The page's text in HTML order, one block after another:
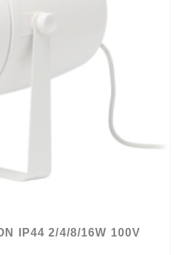
IP44 2/4/8/16W 100V